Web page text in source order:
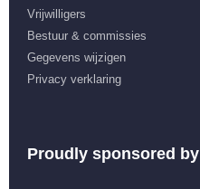
Vrijwilligers
Bestuur & commissies
Gegevens wijzigen
Privacy verklaring
Proudly sponsored by